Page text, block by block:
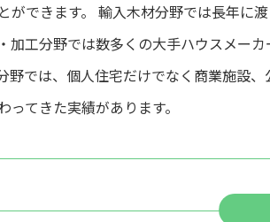
ができます。 輸入木材分野では⻑年に
加工分野では数多くの大手ハウスメー
野では、個人住宅だけでなく商業施設
ってきた実績があります。